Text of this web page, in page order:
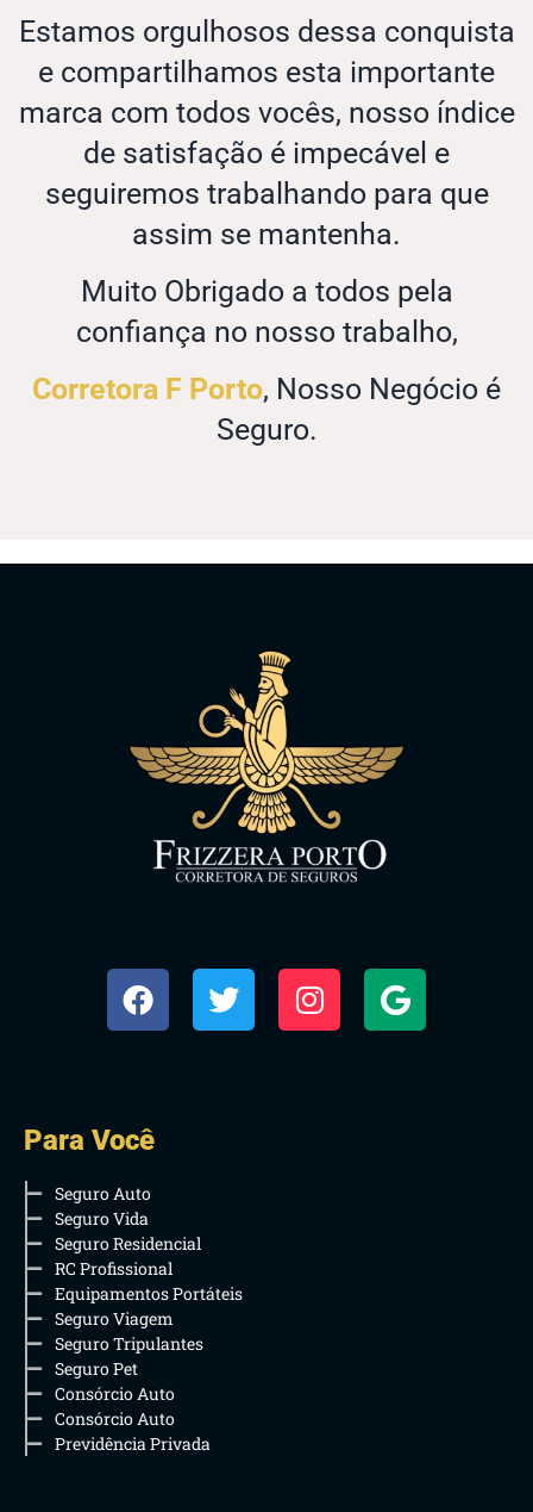
Estamos orgulhosos dessa conquista
e compartilhamos esta importante
marca com todos vocês, nosso índice
de satisfação é impecável e
seguiremos trabalhando para que
assim se mantenha.
Muito Obrigado a todos pela
confiança no nosso trabalho,
Corretora F Porto, Nosso Negócio é
Seguro.
Para Você
Seguro Auto
Seguro Vida
Seguro Residencial
RC Profissional
Equipamentos Portáteis
Seguro Viagem
Seguro Tripulantes
Seguro Pet
Consórcio Auto
Consórcio Auto
Previdência Privada